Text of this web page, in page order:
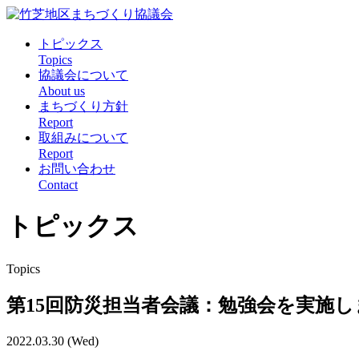
トピックス
Topics
協議会について
About us
まちづくり方針
Report
取組みについて
Report
お問い合わせ
Contact
トピックス
Topics
第15回防災担当者会議：勉強会を実施し
2022.03.30 (Wed)